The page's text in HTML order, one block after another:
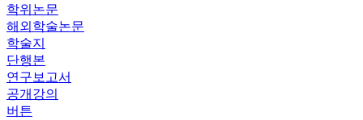
학위논문
해외학술논문
학술지
단행본
연구보고서
공개강의
버튼